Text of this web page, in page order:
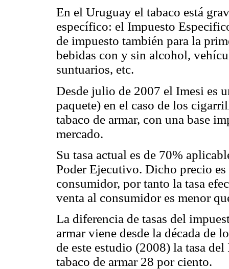
En el Uruguay el tabaco está
específico: el Impuesto
de impuesto también para la
bebidas con y sin alcohol,
suntuarios, etc.
Desde julio de 2007 el Imesi es
paquete) en el caso de los
tabaco de armar, con una base
mercado.
Su tasa actual es de 70%
Poder Ejecutivo. Dicho precio
consumidor, por tanto la tasa
venta al consumidor es menor
La diferencia de tasas del
armar viene desde la década de
de este estudio (2008) la tasa
tabaco de armar 28 por ciento.